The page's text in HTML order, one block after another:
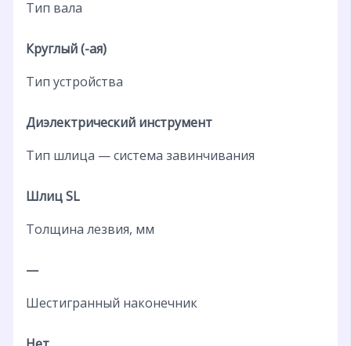
Тип вала
Круглый (-ая)
Тип устройства
Диэлектрический инструмент
Тип шлица — система завинчивания
Шлиц SL
Толщина лезвия, мм
—
Шестигранный наконечник